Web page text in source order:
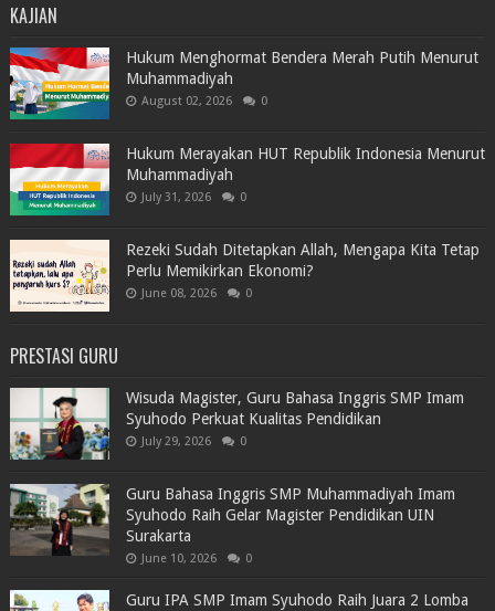
KAJIAN
Hukum Menghormat Bendera Merah Putih Menurut
Muhammadiyah
August 02, 2026 0
Hukum Merayakan HUT Republik Indonesia Menurut
Muhammadiyah
July 31, 2026 0
Rezeki Sudah Ditetapkan Allah, Mengapa Kita Tetap
Perlu Memikirkan Ekonomi?
June 08, 2026 0
PRESTASI GURU
Wisuda Magister, Guru Bahasa Inggris SMP Imam
Syuhodo Perkuat Kualitas Pendidikan
July 29, 2026 0
Guru Bahasa Inggris SMP Muhammadiyah Imam
Syuhodo Raih Gelar Magister Pendidikan UIN
Surakarta
June 10, 2026 0
Guru IPA SMP Imam Syuhodo Raih Juara 2 Lomba